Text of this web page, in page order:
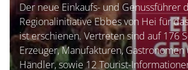
Der neue Einkaufs- und Genussführer
Regionalinitiative Ebbes von Hei für
ist erschienen. Vertreten sind auf 176
Erzeuger, Manufakturen, Gastronomen
Händler, sowie 12 Tourist-